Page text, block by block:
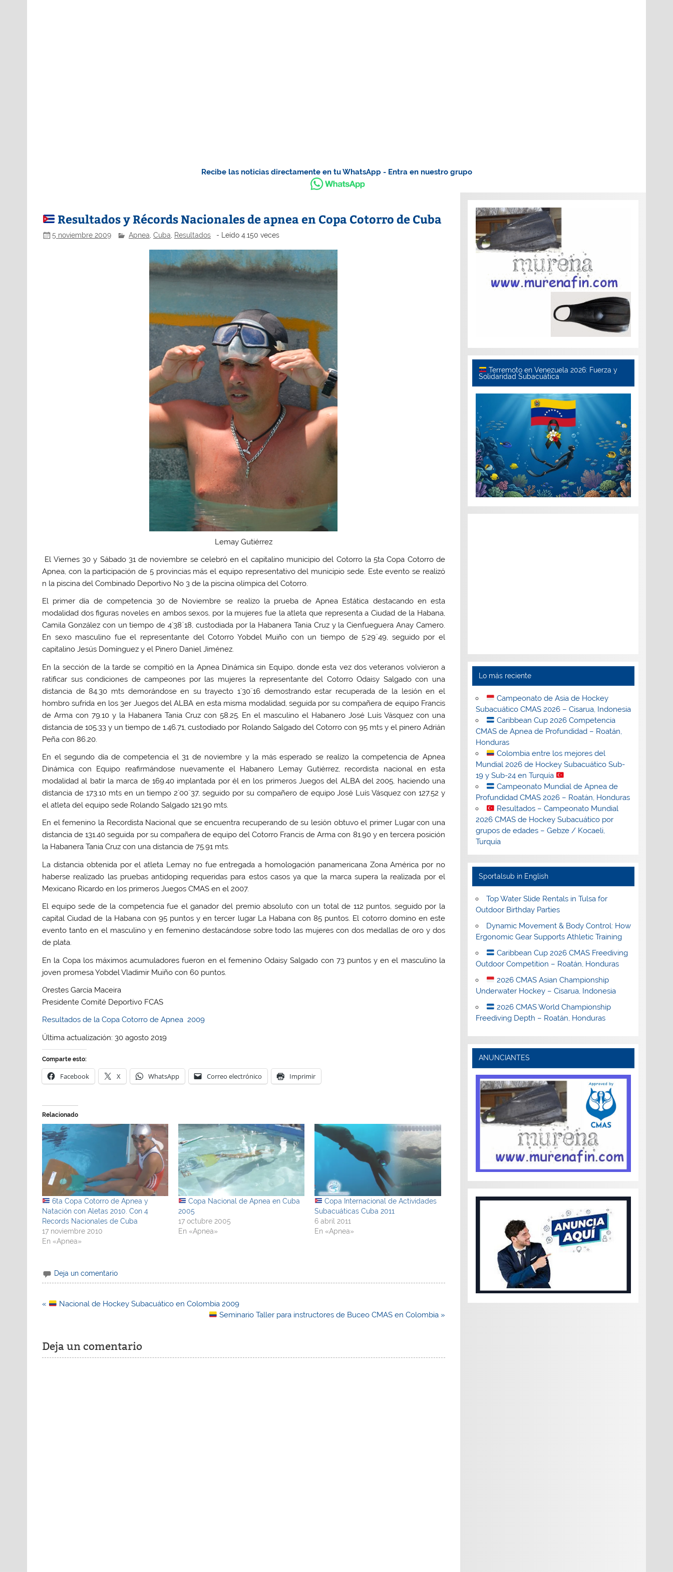
Recibe las noticias directamente en tu WhatsApp - Entra en nuestro grupo
Resultados y Récords Nacionales de apnea en Copa Cotorro de Cuba
5 noviembre 2009 Apnea Cuba Resultados - Leído 4.150 veces
Lemay Gutiérrez
El Viernes 30 y Sábado 31 de noviembre se celebró en el capitalino municipio del Cotorro la 5ta Copa Cotorro de
Apnea, con la participación de 5 provincias más el equipo representativo del municipio sede. Este evento se realizó
n la piscina del Combinado Deportivo No 3 de la piscina olímpica del Cotorro.
El primer día de competencia 30 de Noviembre se realizo la prueba de Apnea Estática destacando en esta
modalidad dos figuras noveles en ambos sexos, por la mujeres fue la atleta que representa a Ciudad de la Habana,
Camila González con un tiempo de 4´38¨18, custodiada por la Habanera Tania Cruz y la Cienfueguera Anay Camero.
En sexo masculino fue el representante del Cotorro Yobdel Muiño con un tiempo de 5´29¨49, seguido por el
capitalino Jesús Domínguez y el Pinero Daniel Jiménez.
En la sección de la tarde se compitió en la Apnea Dinámica sin Equipo, donde esta vez dos veteranos volvieron a
ratificar sus condiciones de campeones por las mujeres la representante del Cotorro Odaisy Salgado con una
distancia de 84.30 mts demorándose en su trayecto 1´30¨16 demostrando estar recuperada de la lesión en el
hombro sufrida en los 3er Juegos del ALBA en esta misma modalidad, seguida por su compañera de equipo Francis
de Arma con 79.10 y la Habanera Tania Cruz con 58.25. En el masculino el Habanero José Luís Vásquez con una
distancia de 105.33 y un tiempo de 1.46.71, custodiado por Rolando Salgado del Cotorro con 95 mts y el pinero Adrián
Peña con 86.20.
En el segundo día de competencia el 31 de noviembre y la más esperado se realizo la competencia de Apnea
Dinámica con Equipo reafirmándose nuevamente el Habanero Lemay Gutiérrez, recordista nacional en esta
modalidad al batir la marca de 169.40 implantada por él en los primeros Juegos del ALBA del 2005, haciendo una
distancia de 173.10 mts en un tiempo 2´00¨37, seguido por su compañero de equipo José Luís Vásquez con 127.52 y
el atleta del equipo sede Rolando Salgado 121.90 mts.
En el femenino la Recordista Nacional que se encuentra recuperando de su lesión obtuvo el primer Lugar con una
distancia de 131.40 seguida por su compañera de equipo del Cotorro Francis de Arma con 81.90 y en tercera posición
la Habanera Tania Cruz con una distancia de 75.91 mts.
La distancia obtenida por el atleta Lemay no fue entregada a homologación panamericana Zona América por no
haberse realizado las pruebas antidoping requeridas para estos casos ya que la marca supera la realizada por el
Mexicano Ricardo en los primeros Juegos CMAS en el 2007.
El equipo sede de la competencia fue el ganador del premio absoluto con un total de 112 puntos, seguido por la
capital Ciudad de la Habana con 95 puntos y en tercer lugar La Habana con 85 puntos. El cotorro domino en este
evento tanto en el masculino y en femenino destacándose sobre todo las mujeres con dos medallas de oro y dos
de plata.
En la Copa los máximos acumuladores fueron en el femenino Odaisy Salgado con 73 puntos y en el masculino la
joven promesa Yobdel Vladimir Muiño con 60 puntos.
Orestes García Maceira
Presidente Comité Deportivo FCAS
Resultados de la Copa Cotorro de Apnea 2009
Última actualización: 30 agosto 2019
Comparte esto:
Facebook X WhatsApp Correo electrónico Imprimir
Relacionado
6ta Copa Cotorro de Apnea y
Natación con Aletas 2010. Con 4
Records Nacionales de Cuba
17 noviembre 2010
En «Apnea»
Copa Nacional de Apnea en Cuba
2005
17 octubre 2005
En «Apnea»
Copa Internacional de Actividades
Subacuáticas Cuba 2011
6 abril 2011
En «Apnea»
Deja un comentario
Navegación
«
Nacional de Hockey Subacuático en Colombia 2009
Seminario Taller para instructores de Buceo CMAS en Colombia »
Deja un comentario
Terremoto en Venezuela 2026: Fuerza y
Solidaridad Subacuática
Lo más reciente
Campeonato de Asia de Hockey
Subacuático CMAS 2026 – Cisarua, Indonesia
Caribbean Cup 2026 Competencia
CMAS de Apnea de Profundidad – Roatán,
Honduras
Colombia entre los mejores del
Mundial 2026 de Hockey Subacuático Sub-
19 y Sub-24 en Turquía
Campeonato Mundial de Apnea de
Profundidad CMAS 2026 – Roatán, Honduras
Resultados – Campeonato Mundial
2026 CMAS de Hockey Subacuático por
grupos de edades – Gebze / Kocaeli,
Turquía
Sportalsub in English
Top Water Slide Rentals in Tulsa for
Outdoor Birthday Parties
Dynamic Movement & Body Control: How
Ergonomic Gear Supports Athletic Training
Caribbean Cup 2026 CMAS Freediving
Outdoor Competition – Roatán, Honduras
2026 CMAS Asian Championship
Underwater Hockey – Cisarua, Indonesia
2026 CMAS World Championship
Freediving Depth – Roatán, Honduras
ANUNCIANTES